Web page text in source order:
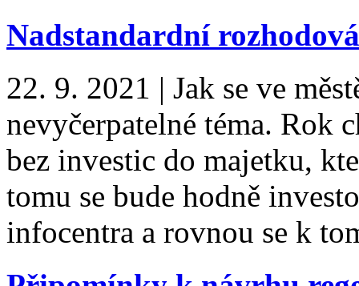
Nadstandardní
22. 9. 2021 | Jak se ve
nevyčerpatelné téma. Rok
bez investic do majetku,
tomu se bude hodně
infocentra a rovnou se k